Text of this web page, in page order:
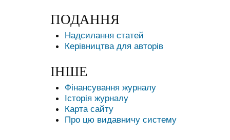
ПОДАННЯ
Надсилання статей
Керівництва для авторів
ІНШЕ
Фінансування журналу
Історія журналу
Карта сайту
Про цю видавничу систему